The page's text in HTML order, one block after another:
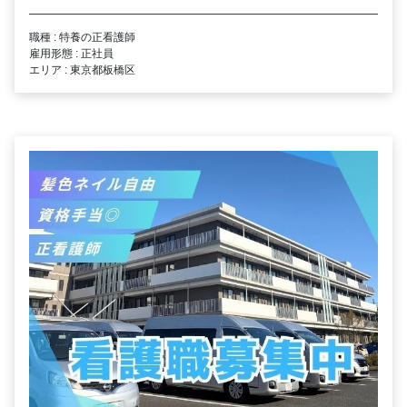
職種 : 特養の正看護師
雇用形態 : 正社員
エリア : 東京都板橋区